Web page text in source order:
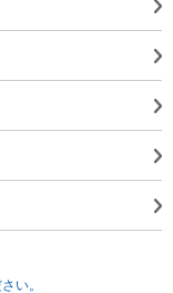
い。